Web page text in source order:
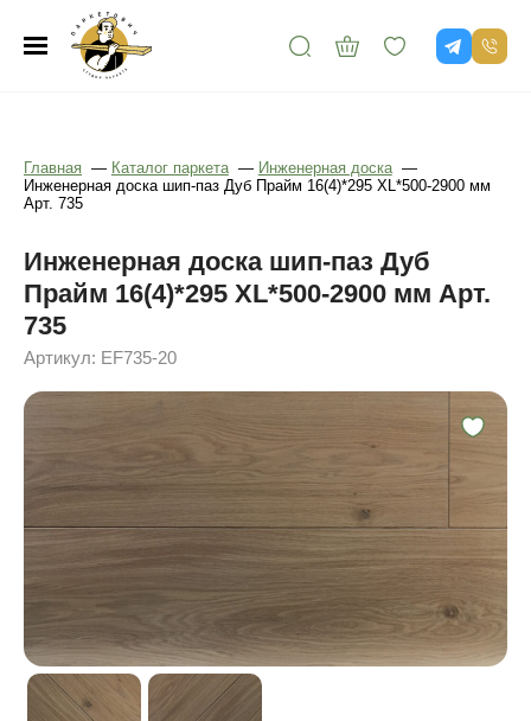
Главная — Каталог паркета — Инженерная доска —
Инженерная доска шип-паз Дуб Прайм 16(4)*295 XL*500-2900 мм
Арт. 735
Инженерная доска шип-паз Дуб
Прайм 16(4)*295 XL*500-2900 мм Арт.
735
Артикул: EF735-20